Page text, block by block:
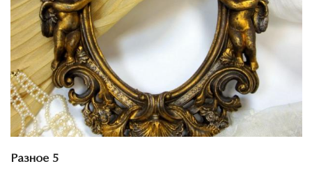
Смотреть проект
Разное 5